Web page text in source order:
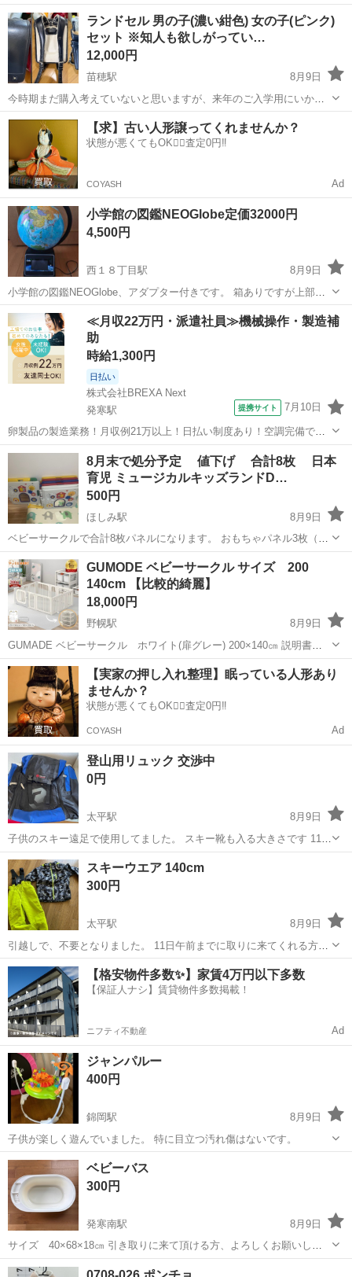
レ、キズ、落としきれない汚れなどございます ・詳細は現地でご確認
ください ・お値引きは出来かねますのでご了承願います ※中古品のた
め...
北海道 旭川市 ベビー用品 現地
ランドセル 男の子(濃い紺色) 女の子(ピンク)
セット ※知人も欲しがってい…
12,000円
苗穂駅
8月9日
今時期まだ購入考えていないと思いますが、来年のご入学用にいかが
でしょうか。 もう使用しないのでお譲りします 基本セットでお譲りし
ますが、単品の場合は各7000円となります。 ※ピンクはイオンで買っ
たような気がするんです...
北海道 札幌市 苗穂駅 キッズ用品
【求】古い人形譲ってくれませんか？
状態が悪くてもOK🙆‍♀️査定0円‼️
COYASH Ad
小学館の図鑑NEOGlobe定価32000円
4,500円
西１８丁目駅
8月9日
小学館の図鑑NEOGlobe、アダプター付きです。 箱ありですが上部蓋
が破損してます。 箱に使用方法書いてありますが、説明用紙付いてま
すので箱不要であれば本体のみお渡しでも可能です。 新品で購入しま
した。 作動確認し...
北海道 札幌市 西１８丁目駅 キッズ用品
≪月収22万円・派遣社員≫機械操作・製造補
助
時給1,300円
日払い
株式会社BREXA Next
発寒駅
提携サイト 7月10日
卵製品の製造業務！月収例21万以上！日払い制度あり！空調完備で快
適作業★20代～50代までの男女活躍中！作業着無償貸与★マイカー通
勤OK＆無料駐車場完備！《北海道札幌市》 人気の工場のお仕事 ◇卵
製品の製造業務◇ 作業内...
北海道 札幌市 発寒駅 その他
8月末で処分予定 値下げ 合計8枚 日本
育児 ミュージカルキッズランドD…
500円
ほしみ駅
8月9日
ベビーサークルで合計8枚パネルになります。 おもちゃパネル3枚（3
枚受話器なし、2枚アクションボールなし、1枚鏡に一部小さい割れあ
りですが引っ掛かりはなしで鏡自体擦り傷あります。） 扉パネル1枚
標準パネル4枚 細かい傷、使...
北海道 札幌市 ベビー用品
GUMODE ベビーサークル サイズ 200
140cm 【比較的綺麗】
18,000円
野幌駅
8月9日
GUMADE ベビーサークル ホワイト(扉グレー) 200×140㎝ 説明書、
パーツ類揃ってます。 多少の傷はありますが良品です！ 1年前に購入
しました 以下転用 ・組立簡単、お一人でもできる ・180度開閉ドアで
ラク...
北海道 江別市 野幌駅 ベビー用品
【実家の押し入れ整理】眠っている人形あり
ませんか？
状態が悪くてもOK🙆‍♀️査定0円‼️
COYASH Ad
登山用リュック 交渉中
0円
太平駅
8月9日
子供のスキー遠足で使用してました。 スキー靴も入る大きさです 11日
午前までに取りに来てくれる方で お譲りさせて頂きます。 その後は処
分予定です。 早く取りに来てくれる方優先させて頂きますので ご理解
頂ける方のみお願いいたします
北海道 札幌市 太平駅
スキーウエア 140cm
300円
太平駅
8月9日
引越しで、不要となりました。 11日午前までに取りに来てくれる方で
お譲りさせて頂きます。 その後は処分予定です。 早く取りに来てくれ
る方優先させて頂きますので ご理解頂ける方のみお願いいたします
北海道 札幌市 太平駅 キッズ用品 譲り
【格安物件多数✨】家賃4万円以下多数
【保証人ナシ】賃貸物件多数掲載！
ニフティ不動産 Ad
ジャンパルー
400円
錦岡駅
8月9日
子供が楽しく遊んでいました。 特に目立つ汚れ傷はないです。
北海道 苫小牧市
ベビーバス
300円
発寒南駅
8月9日
サイズ 40×68×18㎝ 引き取りに来て頂ける方、よろしくお願いしま
す。
北海道 札幌市